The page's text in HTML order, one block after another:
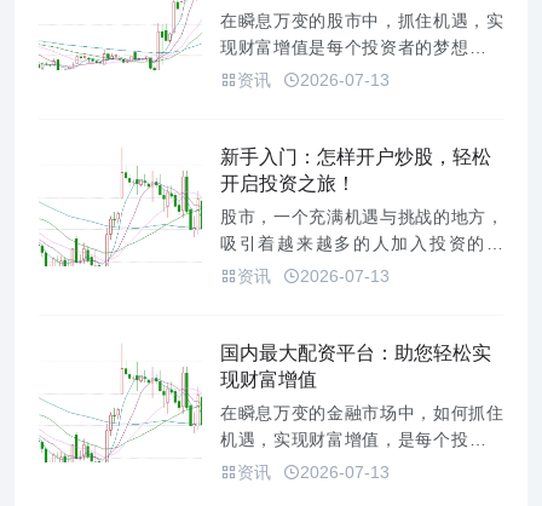
选择安全可靠、服务优质的平台，
成...
在瞬息万变的股市中，抓住机遇，实
现财富增值是每个投资者的梦想。然
而，资金不足往往成为阻碍成功的绊
全、高效的资金杠杆之路，助力他们
实现盈利目标。**什么是炒股配资？**
炒股配资，简单来说，就是投资...
资讯 2026-07-13
新手入门：怎样开户炒股，轻松
开启投资之旅！
股市，一个充满机遇与挑战的地方，
吸引着越来越多的人加入投资的行
列。对于新手来说，踏入股市的第一
细讲解开户流程，助你轻松开启投资
之旅！**一、了解股票交易的基础知识
**在正式开户之前，建议你先了...
资讯 2026-07-13
国内最大配资平台：助您轻松实
现财富增值
在瞬息万变的金融市场中，如何抓住
机遇，实现财富增值，是每个投资者
都关心的问题。对于资金有限，但又
资讯 2026-07-13